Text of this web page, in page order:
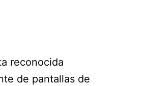
reconocida
de pantallas de